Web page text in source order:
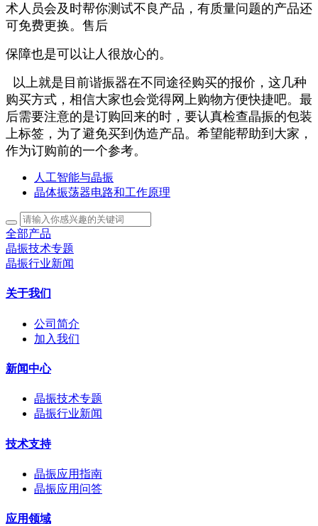
术人员会及时帮你测试不良产品，有质量问题的产品还
可免费更换。售后
保障也是可以让人很放心的。
以上就是目前谐振器在不同途径购买的报价，这几种
购买方式，相信大家也会觉得网上购物方便快捷吧。最
后需要注意的是订购 回来的时，要认真检查‌晶振的包装
上标签，为了避免买到伪造产品。希望能帮助到大家，
作为订购前的一个参考。
人工智能与晶振
晶体振荡器电路和工作原理
全部产品
晶振技术专题
晶振行业新闻
关于我们
公司简介
加入我们
新闻中心
晶振技术专题
晶振行业新闻
技术支持
晶振应用指南
晶振应用问答
应用领域